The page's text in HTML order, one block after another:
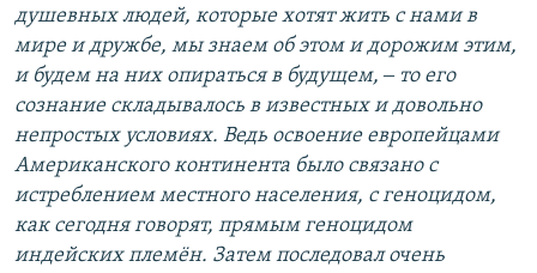
душевных людей, которые хотят жить с нами в
мире и дружбе, мы знаем об этом и дорожим этим,
и будем на них опираться в будущем, ‒ то его
сознание складывалось в известных и довольно
непростых условиях. Ведь освоение европейцами
Американского континента было связано с
истреблением местного населения, с геноцидом,
как сегодня говорят, прямым геноцидом
индейских племён. Затем последовал очень